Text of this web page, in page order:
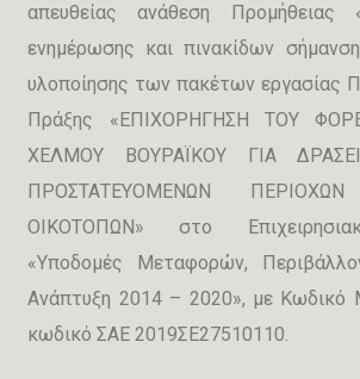
απευθείας ανάθεση Προμήθειας
ενημέρωσης και πινακίδων
υλοποίησης των πακέτων εργασίας
Πράξης «ΕΠΙΧΟΡΗΓΗΣΗ ΤΟΥ
ΧΕΛΜΟΥ ΒΟΥΡΑΪΚΟΥ ΓΙΑ
ΠΡΟΣΤΑΤΕΥΟΜΕΝΩΝ
ΟΙΚΟΤΟΠΩΝ» στο
«Υποδομές Μεταφορών,
Ανάπτυξη 2014 – 2020», με Κωδικό
κωδικό ΣΑΕ 2019ΣΕ27510110.